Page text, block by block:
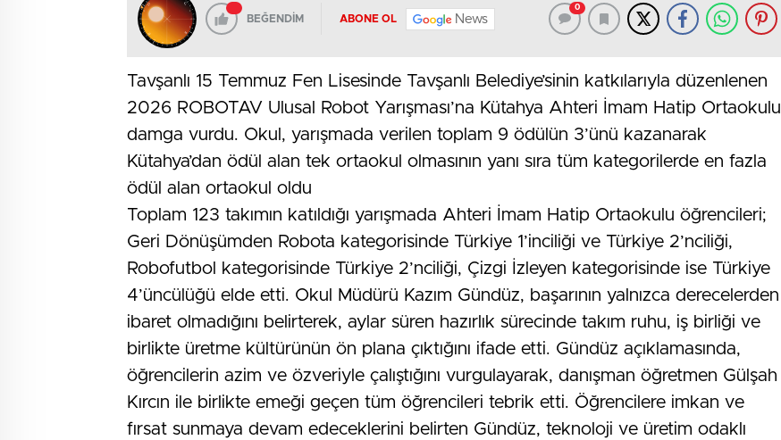
BEĞENDİM ABONE OL News
0
Tavşanlı 15 Temmuz Fen Lisesinde Tavşanlı Belediye’sinin katkılarıyla düzenlenen
2026 ROBOTAV Ulusal Robot Yarışması’na Kütahya Ahteri İmam Hatip Ortaokulu
damga vurdu. Okul, yarışmada verilen toplam 9 ödülün 3’ünü kazanarak
Kütahya’dan ödül alan tek ortaokul olmasının yanı sıra tüm kategorilerde en fazla
ödül alan ortaokul oldu
Toplam 123 takımın katıldığı yarışmada Ahteri İmam Hatip Ortaokulu öğrencileri;
Geri Dönüşümden Robota kategorisinde Türkiye 1’inciliği ve Türkiye 2’nciliği,
Robofutbol kategorisinde Türkiye 2’nciliği, Çizgi İzleyen kategorisinde ise Türkiye
4’üncülüğü elde etti. Okul Müdürü Kazım Gündüz, başarının yalnızca derecelerden
ibaret olmadığını belirterek, aylar süren hazırlık sürecinde takım ruhu, iş birliği ve
birlikte üretme kültürünün ön plana çıktığını ifade etti. Gündüz açıklamasında,
öğrencilerin azim ve özveriyle çalıştığını vurgulayarak, danışman öğretmen Gülşah
Kırcın ile birlikte emeği geçen tüm öğrencileri tebrik etti. Öğrencilere imkan ve
fırsat sunmaya devam edeceklerini belirten Gündüz, teknoloji ve üretim odaklı